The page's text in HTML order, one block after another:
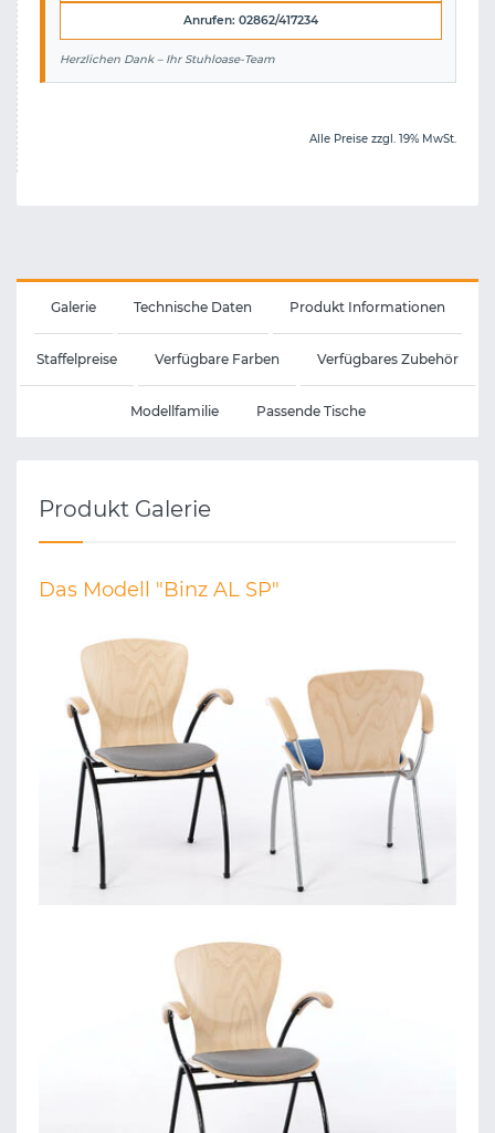
Anrufen: 02862/417234
Herzlichen Dank – Ihr Stuhloase-Team
Alle Preise zzgl. 19% MwSt.
Galerie Technische Daten Produkt Informationen
Staffelpreise Verfügbare Farben Verfügbares Zubehör
Modellfamilie Passende Tische
Produkt Galerie
Das Modell "Binz AL SP"